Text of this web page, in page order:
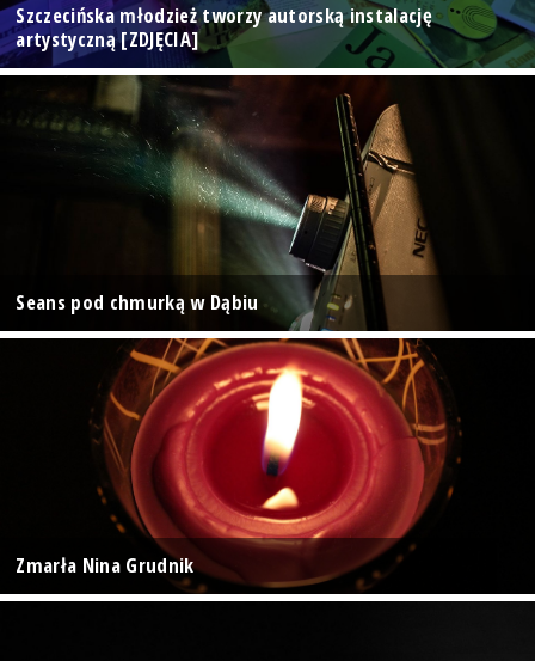
Szczecińska młodzież tworzy autorską instalację
artystyczną [ZDJĘCIA]
Seans pod chmurką w Dąbiu
Zmarła Nina Grudnik